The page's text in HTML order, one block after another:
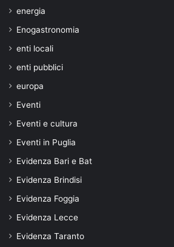
energia
Enogastronomia
enti locali
enti pubblici
europa
Eventi
Eventi e cultura
Eventi in Puglia
Evidenza Bari e Bat
Evidenza Brindisi
Evidenza Foggia
Evidenza Lecce
Evidenza Taranto